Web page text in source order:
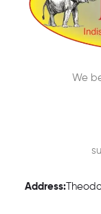
We
Address: